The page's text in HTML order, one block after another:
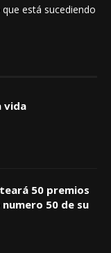
está sucediendo
vida
50 premios
50 de su